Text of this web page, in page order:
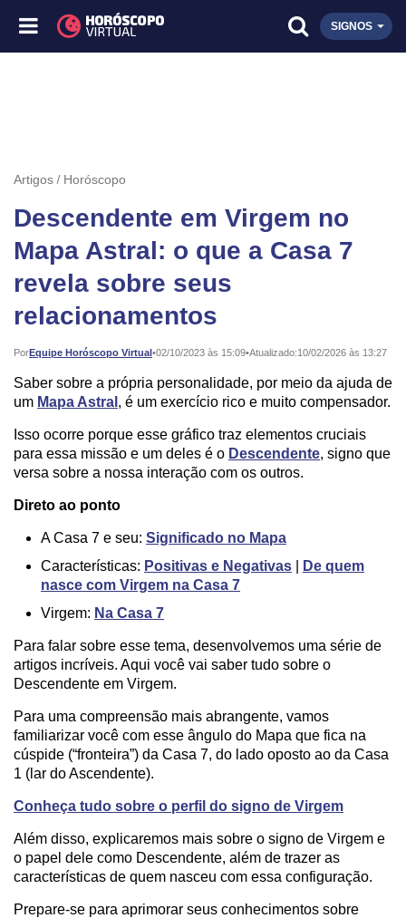
SIGNOS
Artigos Horóscopo
Descendente em Virgem no
Mapa Astral: o que a Casa 7
revela sobre seus
relacionamentos
PorEquipe Horóscopo Virtual•
Publicado: 02/10/2023 às 15:09•Atualizado:10/02/2026 às 13:27
Saber sobre a própria personalidade, por meio da ajuda de
um Mapa Astral , é um exercício rico e muito compensador.
Isso ocorre porque esse gráfico traz elementos cruciais
para essa missão e um deles é o Descendente, signo que
versa sobre a nossa interação com os outros.
Direto ao ponto
A Casa 7 e seu: Significado no Mapa
Características: Positivas e Negativas
De quem
nasce com Virgem na Casa 7
Virgem: Na Casa 7
Para falar sobre esse tema, desenvolvemos uma série de
artigos incríveis. Aqui você vai saber tudo sobre o
Descendente em Virgem.
Para uma compreensão mais abrangente, vamos
familiarizar você com esse ângulo do Mapa que fica na
cúspide (“fronteira”) da Casa 7, do lado oposto ao da Casa
1 (lar do Ascendente).
Conheça tudo sobre o perfil do signo de Virgem
Além disso, explicaremos mais sobre o signo de Virgem e
o papel dele como Descendente, além de trazer as
características de quem nasceu com essa configuração.
Prepare-se para aprimorar seus conhecimentos sobre